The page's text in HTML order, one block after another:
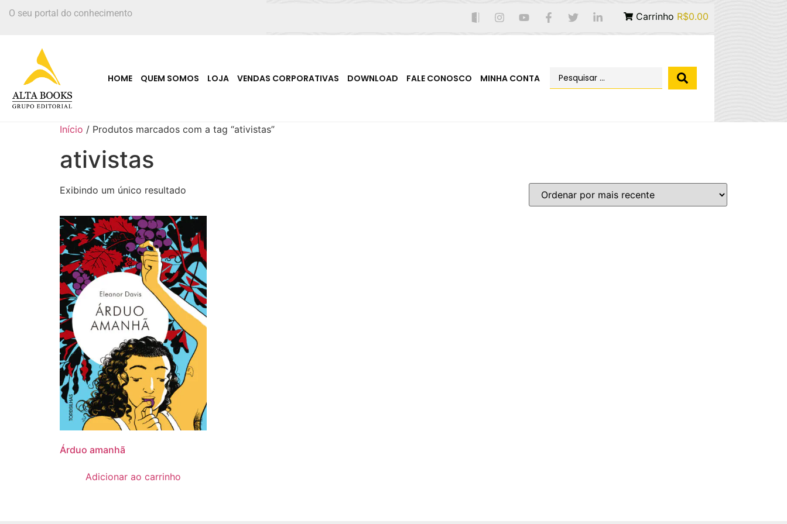
O seu portal do conhecimento Carrinho R$0.00
HOME QUEM SOMOS LOJA VENDAS CORPORATIVAS DOWNLOAD FALE CONOSCO MINHA CONTA
Início / Produtos marcados com a tag “ativistas”
ativistas
Exibindo um único resultado
Árduo amanhã
Adicionar ao carrinho